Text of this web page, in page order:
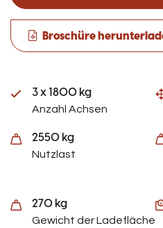
Broschüre
3 x 1800 kg
Anzahl Achsen
2550 kg
Nutzlast
270 kg
Gewicht der Ladefläche